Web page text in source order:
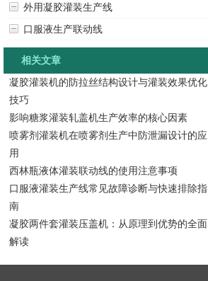
外用凝胶灌装生产线
口服液生产联动线
相关文章
凝胶灌装机的防拉丝结构设计与灌装效果优化
技巧
影响糖浆灌装轧盖机生产效率的核心因素
喷雾剂灌装机在喷雾剂生产中防泄漏设计的应
用
西林瓶液体灌装联动线的使用注意事项
口服液灌装生产线常见故障诊断与快速排除指
南
凝胶两件套灌装压盖机：从原理到优势的全面
解读